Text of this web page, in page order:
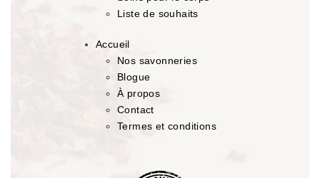
Liste de souhaits
Accueil
Nos savonneries
Blogue
À propos
Contact
Termes et conditions